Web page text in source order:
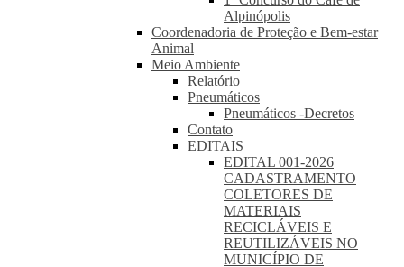
Alpinópolis
Coordenadoria de Proteção e Bem-estar
Animal
Meio Ambiente
Relatório
Pneumáticos
Pneumáticos -Decretos
Contato
EDITAIS
EDITAL 001-2026
CADASTRAMENTO
COLETORES DE
MATERIAIS
RECICLÁVEIS E
REUTILIZÁVEIS NO
MUNICÍPIO DE